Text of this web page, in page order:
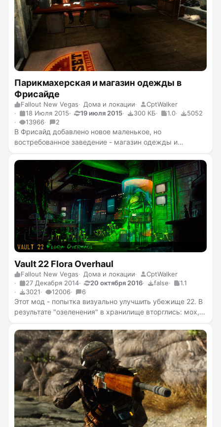
Парикмахерская и магазин одежды в
Фрисайде
Fallout New Vegas Дома и локации
CptWalker
18 Июля 2015
19 июля 2015 300 КБ 1.0
5052
13966
2
В Фрисайд добавлено новое маленькое, но
востребованное заведение - магазин одежды и
Vault 22 Flora Overhaul
Fallout New Vegas Дома и локации
CptWalker
27 Декабря 2014
20 октября 2016 false
1.1
3021
12006 6
Этот мод - попытка визуально улучшить убежище 22. В
результате "озеленения" в хранилище вторглись: мох,
моде добавлено много видов растений, в основном
плющ и грибы. Теперь убежище гораздо больше
похоже на джунгли.